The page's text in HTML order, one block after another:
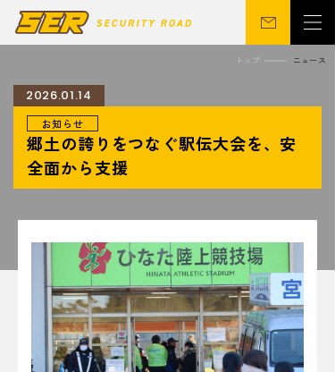
会社概要
関連事業
ニュース
サステナビリティ
CSR
シニア向け
採用情報 お問い合わせ
トップ ニュース
2026.01.14
お知らせ
郷土の誇りをつなぐ駅伝大会を、安
全面から支援